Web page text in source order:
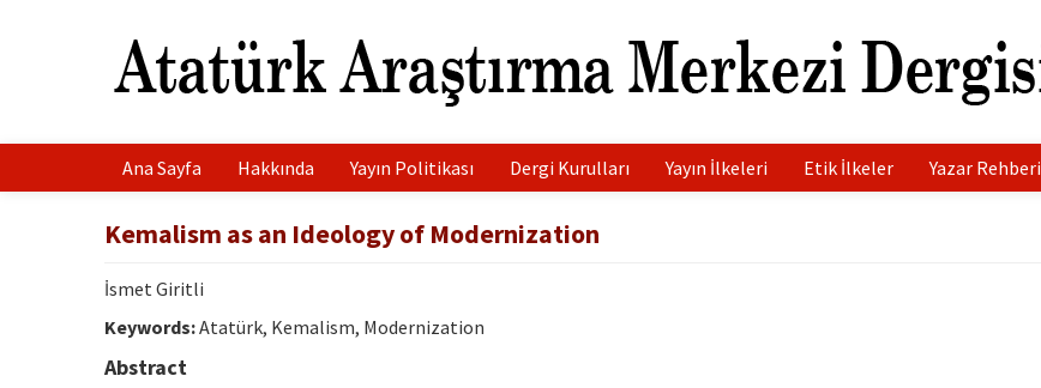
Ana Sayfa Hakkında Yayın Politikası Dergi Kurulları Yayın İlkeleri Etik İlkeler Yazar Rehberi
Kemalism as an Ideology of Modernization
İsmet Giritli
Keywords:Atatürk, Kemalism, Modernization
Abstract